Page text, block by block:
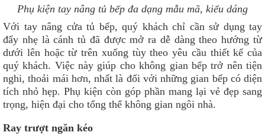
Phụ kiện tay nâng tủ bếp đa dạng mẫu mã, kiểu dáng
Với tay nâng cửa tủ bếp, quý khách chỉ cần sử dụng tay
đẩy nhẹ là cánh tủ đã được mở ra dễ dàng theo hướng từ
dưới lên hoặc từ trên xuống tùy theo yêu cầu thiết kế của
quý khách. Việc này giúp cho không gian bếp trở nên tiện
nghi, thoải mái hơn, nhất là đối với những gian bếp có diện
tích nhỏ hẹp. Phụ kiện còn góp phần mang lại vẻ đẹp sang
trọng, hiện đại cho tổng thể không gian ngôi nhà.
Ray trượt ngăn kéo